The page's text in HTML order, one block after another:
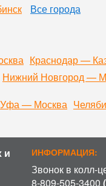
Все города
Краснодар —
Нижний Новгород —
Уфа — Москва
и
ИНФОРМАЦИЯ:
Звонок в колл-
8-809-505-3400